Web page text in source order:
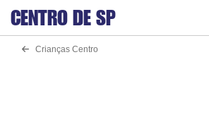
CENTRO DE SP
Crianças Centro